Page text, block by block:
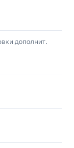
дополнит.